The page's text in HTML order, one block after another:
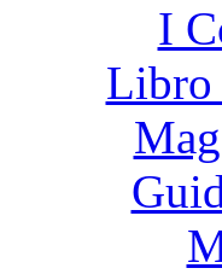
I
Libro